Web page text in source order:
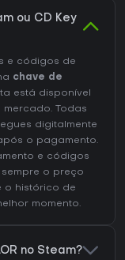
ou CD Key
e códigos de
chave de
está disponível
Todas
digitalmente
o pagamento.
e códigos
o preço
o histórico de
momento.
no Steam?